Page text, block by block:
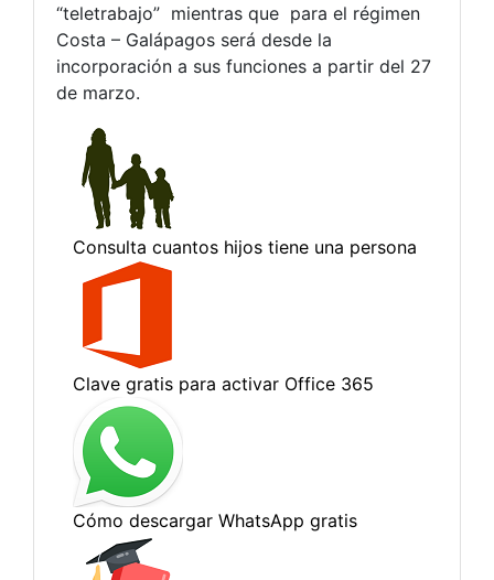
“teletrabajo” mientras que para el régimen
Costa – Galápagos será desde la
incorporación a sus funciones a partir del 27
de marzo.